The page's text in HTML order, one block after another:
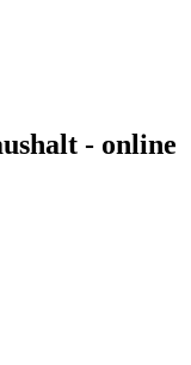
- online